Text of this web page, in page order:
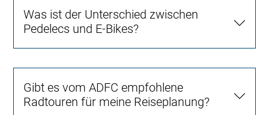
Was ist der Unterschied zwischen
Pedelecs und E-Bikes?
Gibt es vom ADFC empfohlene
Radtouren für meine Reiseplanung?